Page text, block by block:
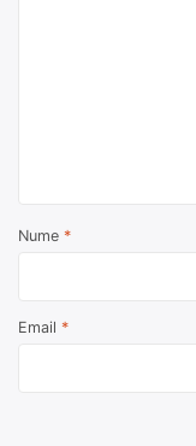
Nume *
Email *